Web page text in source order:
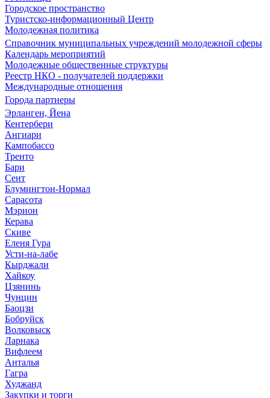
Городское пространство
Туристско-информационный Центр
Молодежная политика
Справочник муниципальных учреждений молодежной сферы
Календарь мероприятий
Молодежные общественные структуры
Реестр НКО - получателей поддержки
Международные отношения
Города партнеры
Эрланген, Йена
Кентербери
Ангиари
Кампобассо
Тренто
Бари
Сент
Блумингтон-Нормал
Сарасота
Мэрион
Керава
Скиве
Еленя Гура
Усти-на-лабе
Кырджали
Хайкоу
Цзянинь
Чунцин
Баоцзи
Бобруйск
Волковыск
Ларнака
Вифлеем
Анталья
Гагра
Худжанд
Закупки и торги